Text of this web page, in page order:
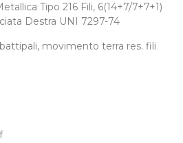
Tipo 216 Fili, 6(14+7/7+7+1)
Destra UNI 7297-74
movimento terra res. fili